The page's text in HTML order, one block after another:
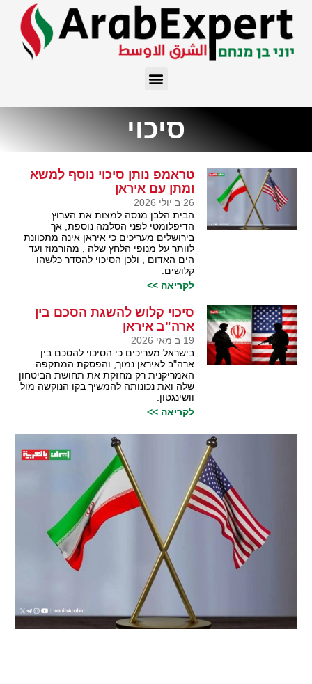
סיכוי
טראמפ נותן סיכוי נוסף למשא
ומתן עם איראן
26 ב יולי 2026
הבית הלבן מנסה למצות את הערוץ
הדיפלומטי לפני הסלמה נוספת, אך
בירושלים מעריכים כי איראן אינה מתכוונת
לוותר על מנופי הלחץ שלה , מהורמוז ועד
הים האדום , ולכן הסיכוי להסדר כלשהו
קלושים.
לקריאה >>
סיכוי קלוש להשגת הסכם בין
ארה"ב איראן
19 ב מאי 2026
בישראל מעריכים כי הסיכוי להסכם בין
ארה"ב לאיראן נמוך, והפסקת המתקפה
האמריקנית רק מחזקת את תחושת הביטחון
שלה ואת נכונותה להמשיך בקו הנוקשה מול
וושינגטון.
לקריאה >>